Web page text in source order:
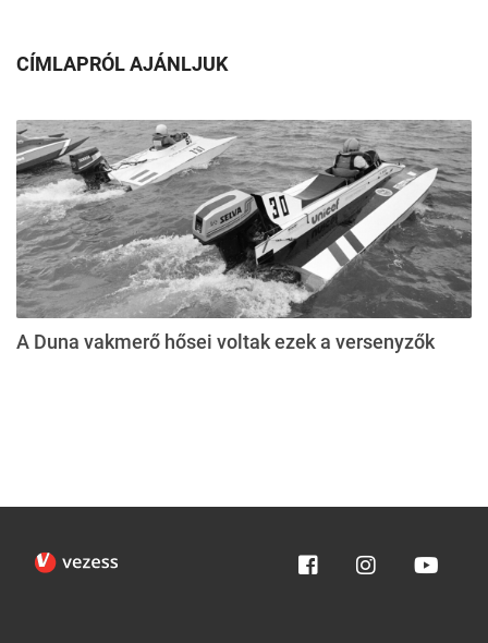
CÍMLAPRÓL AJÁNLJUK
A Duna vakmerő hősei voltak ezek a versenyzők